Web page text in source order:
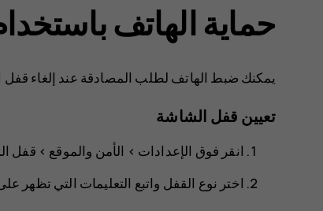
حماية الهاتف
يمكنك ضبط الهاتف لطلب المصادقة عند إلغاء
تعيين قفل الشاشة
انقر فوق الإعدادات > الأمن والموقع > قفل
اختر نوع القفل واتبع التعليمات التي تظهر